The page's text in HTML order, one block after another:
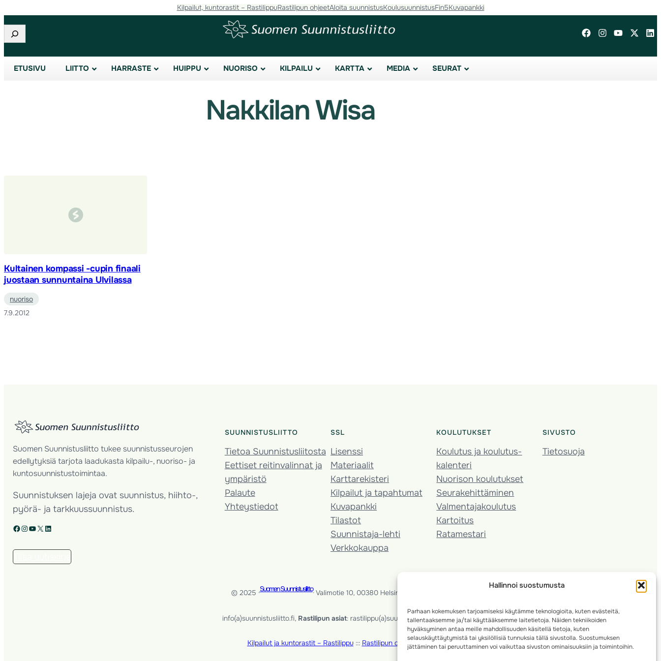
Hallinnoi suostumusta
Parhaan kokemuksen tarjoamiseksi käytämme teknologioita, kuten evästeitä,
tallentaaksemme ja/tai käyttääksemme laitetietoja. Näiden tekniikoiden
hyväksyminen antaa meille mahdollisuuden käsitellä tietoja, kuten
selauskäyttäytymistä tai yksilöllisiä tunnuksia tällä sivustolla. Suostumuksen
jättäminen tai peruuttaminen voi vaikuttaa sivuston ominaisuuksiin ja toimintoihin.
sisältöön
Kilpailut, kuntorastit – RastilippuRastilipun ohjeetAloita suunnistusKoulusuunnistusFin5Kuvapankki
Etsi
ETUSIVU LIITTO HARRASTE HUIPPU NUORISO KILPAILU KARTTA MEDIA SEURAT
Nakkilan Wisa
Kultainen kompassi -cupin finaali
juostaan sunnuntaina Ulvilassa
nuoriso
7.9.2012
Suomen Suunnistusliitto tukee suunnistusseurojen
edellytyksiä tarjota laadukasta kilpailu-, nuoriso- ja
kuntosuunnistustoimintaa.
Suunnistuksen lajeja ovat suunnistus, hiihto-,
pyörä- ja tarkkuussuunnistus.
Facebook Instagram YouTube X LinkedIn
SUUNNISTUSLIITTO
Tietoa Suunnistusliitosta
Eettiset reitinvalinnat ja
ympäristö
Palaute
Yhteystiedot
SSL
Lisenssi
Materiaalit
Karttarekisteri
Kilpailut ja tapahtumat
Kuvapankki
Tilastot
Suunnistaja-lehti
Verkkokauppa
KOULUTUKSET
Koulutus ja koulutus­
kalenteri
Nuorison koulutukset
Seura­kehittäminen
Valmentaja­koulutus
Kartoitus
Ratamestari
SIVUSTO
Tietosuoja
© 2025 ·Suomen Suunnistusliitto· Valimotie 10, 00380 Helsinki, Finland
info(a)suunnistusliitto.fi, Rastilipun asiat: rastilippu(a)suunnistusliitto.fi
Kilpailut ja kuntorastit – Rastilippu::: Rastilipun ohjeet